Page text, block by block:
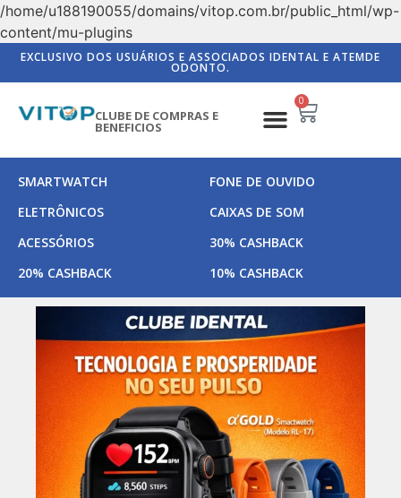
/home/u188190055/domains/vitop.com.br/public_html/wp-
content/mu-plugins
EXCLUSIVO DOS USUÁRIOS E ASSOCIADOS IDENTAL E ATEMDE
ODONTO.
CLUBE DE COMPRAS E
BENEFICIOS
0
SMARTWATCH
FONE DE OUVIDO
ELETRÔNICOS
CAIXAS DE SOM
ACESSÓRIOS
30% CASHBACK
20% CASHBACK
10% CASHBACK